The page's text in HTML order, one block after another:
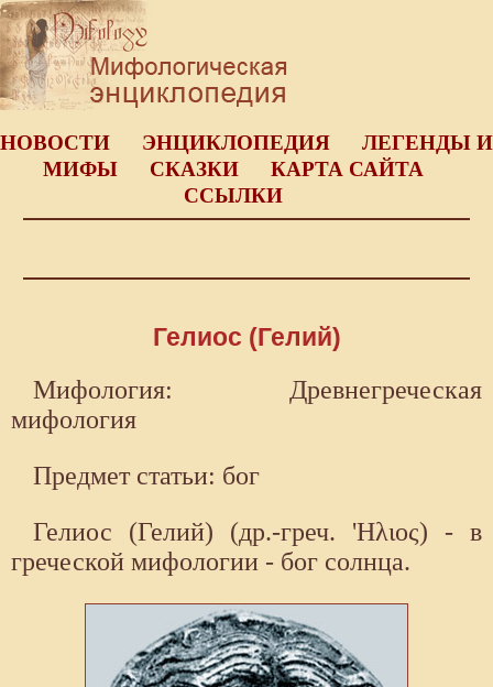
НОВОСТИ ЭНЦИКЛОПЕДИЯ
ЛЕГЕНДЫ И
МИФЫ
СКАЗКИ
КАРТА САЙТА
ССЫЛКИ
Гелиос (Гелий)
Мифология: Древнегреческая
мифология
Предмет статьи: бог
Гелиос (Гелий) (др.-греч. 'Ηλιος) - в
греческой мифологии - бог солнца.